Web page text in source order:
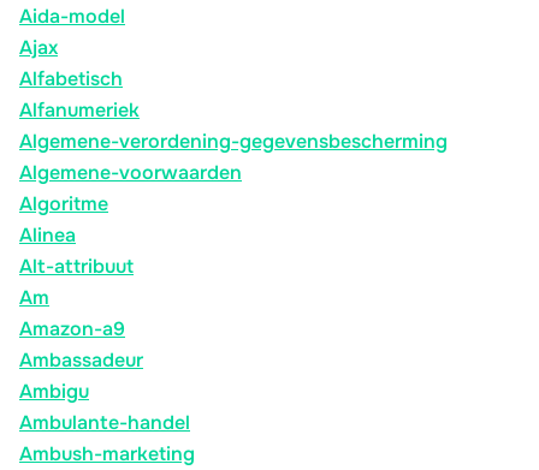
Aida-model
Ajax
Alfabetisch
Alfanumeriek
Algemene-verordening-gegevensbescherming
Algemene-voorwaarden
Algoritme
Alinea
Alt-attribuut
Am
Amazon-a9
Ambassadeur
Ambigu
Ambulante-handel
Ambush-marketing